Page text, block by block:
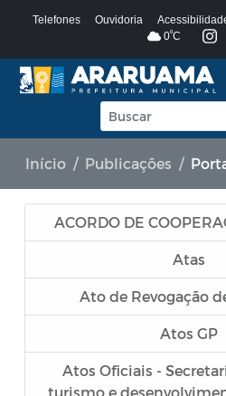
Telefones Ouvidoria
0ºC
Início Publicações
ACORDO DE
Atas
Ato de Revogação
Atos GP
Atos Oficiais -
turismo e